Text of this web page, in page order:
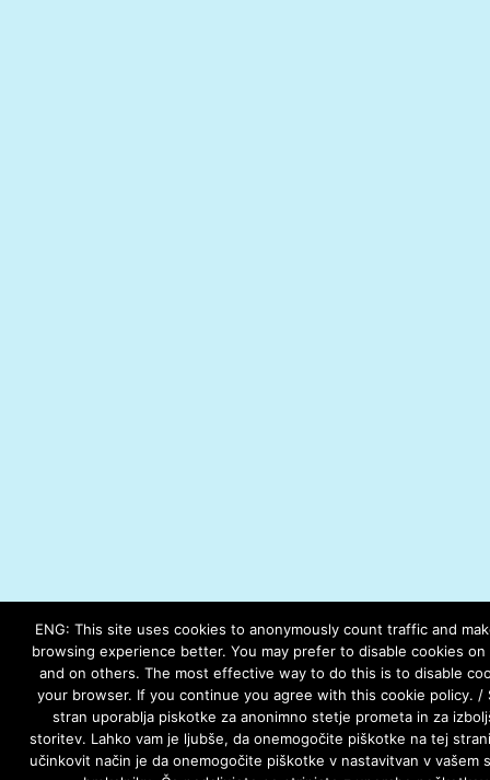
ENG: This site uses cookies to anonymously count traffic and
browsing experience better. You may prefer to disable cookies
and on others. The most effective way to do this is to disable
your browser. If you continue you agree with this cookie policy. /
stran uporablja piskotke za anonimno stetje prometa in za
storitev. Lahko vam je ljubše, da onemogočite piškotke na tej
učinkovit način je da onemogočite piškotke v nastavitvan v vašem